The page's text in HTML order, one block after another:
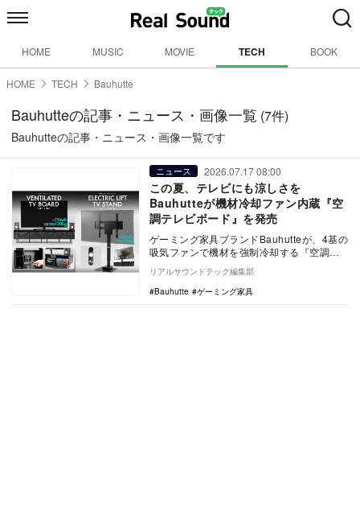
HOME MUSIC MOVIE TECH BOOK
HOME TECH Bauhutte
Bauhutteの記事・ニュース・画像一覧 (7件)
Bauhutteの記事・ニュース・画像一覧です
ニュース 2026.07.17 08:00
この夏、テレビにも涼しさを
Bauhutteが機材冷却ファン内蔵『空
調テレビボード』を発売
ゲーミング家具ブランドBauhutteが、4基の
吸気ファンで機材を強制冷却する『空調テ
レビボード BHV-210G』と、リモコン…
リアルサウンドテック編集部
Bauhutte
ゲーミング家具